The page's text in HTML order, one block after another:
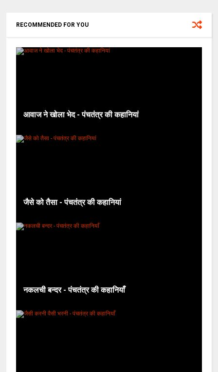
RECOMMENDED FOR YOU
आवाज ने खोला भेद - पंचतंत्र की कहानियां
जैसे को तैसा - पंचतंत्र की कहानियां
नकलची बन्दर - पंचतंत्र की कहानियाँ